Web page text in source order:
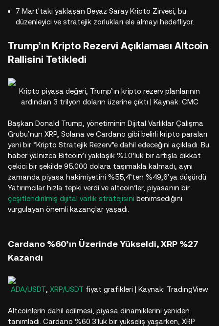
7 Mart'taki yaklaşan Beyaz Saray Kripto Zirvesi, bu
düzenleyici ve stratejik zorlukları ele almayı hedefliyor.
Trump’ın Kripto Rezervi Açıklaması Altcoin
Rallisini Tetikledi
Kripto piyasa değeri, Trump’ın kripto rezerv planlarının
ardından 3 trilyon doların üzerine çıktı | Kaynak: CMC
Başkan Donald Trump, yönetiminin Dijital Varlıklar Çalışma
Grubu’nun XRP, Solana ve Cardano gibi belirli kripto paraları
yeni bir “Kripto Stratejik Rezerv”e dahil edeceğini açıkladı. Bu
haber yalnızca Bitcoin’i yaklaşık %10’luk bir artışla dikkat
çekici bir şekilde 95.000 dolara taşımakla kalmadı, aynı
zamanda piyasa hakimiyetini %55,4’ten %49,6’ya düşürdü.
Yatırımcılar hızla tepki verdi ve altcoin’ler, piyasanın bir
çeşitlendirilmiş dijital varlık stratejisini benimsediğini
vurgulayan önemli kazançlar yaşadı.
Cardano %60’ın Üzerinde Yükseldi, XRP %27
Kazandı
ADA/USDT XRP/USDT fiyat grafikleri | Kaynak: TradingView
Altcoinlerin dahil edilmesi, piyasa dinamiklerini yeniden
tanımladı. Cardano %60.3'lük bir yükseliş yaşarken, XRP